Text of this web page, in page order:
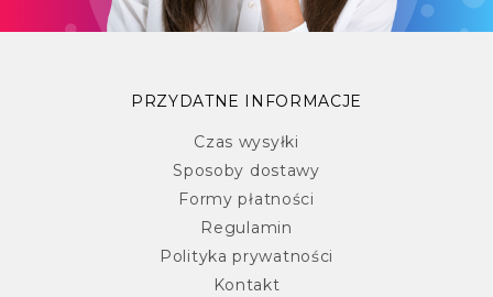
PRZYDATNE INFORMACJE
Czas wysyłki
Sposoby dostawy
Formy płatności
Regulamin
Polityka prywatności
Kontakt